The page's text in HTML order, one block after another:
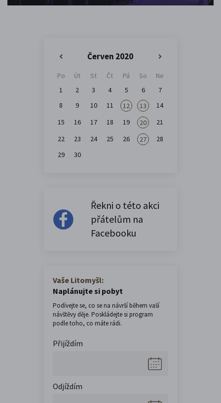
Červen 2020
Po Út St Čt Pá So
Ne
1
2 3 4 5 6
7
8
9 10 11 12 13
14
15
16 17 18 19 20
21
22
23 24 25 26 27
28
29
30
Řekni o této akci
přátelům na
Facebooku
Vaše Litomyšl:
Naplánujte si pobyt
Podívejte se, co se na návrší během vaší
návštěvy děje. Poskládejte si program
podle toho, co máte rádi.
Přijíždím
Odjíždím